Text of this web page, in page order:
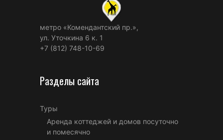
метро «Комендантский пр.»,
ул. Уточкина 6 к. 1
+7 (812) 748-10-69
Разделы сайта
Туры
Аренда коттеджей и домов посуточно
и помесячно